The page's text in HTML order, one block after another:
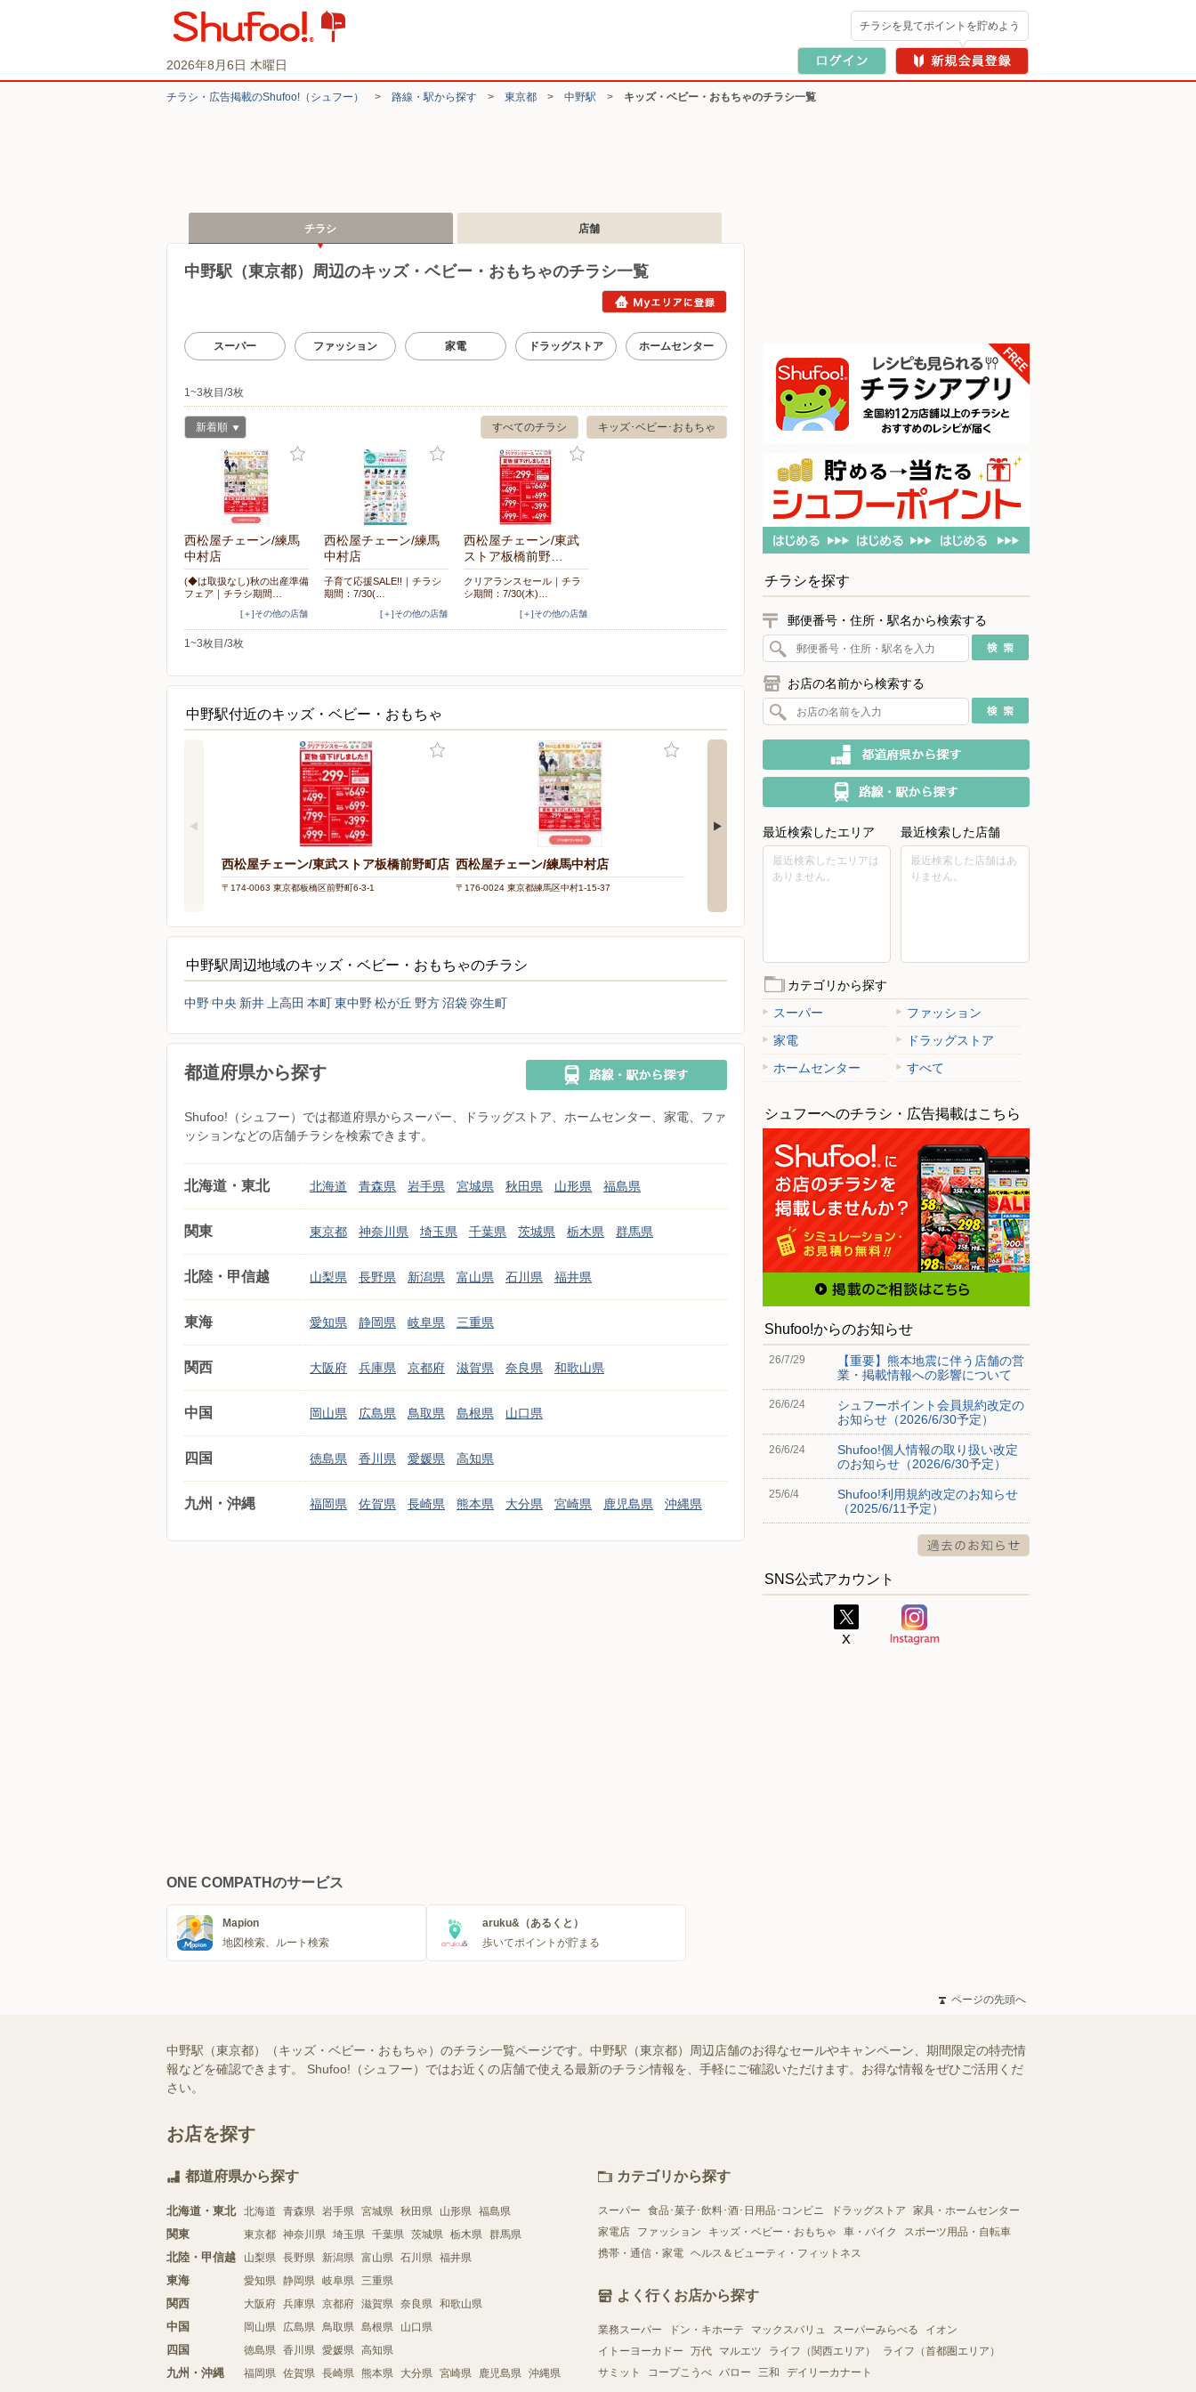
2026年8月6日 木曜日
チラシを見てポイントを貯めよう
チラシ・​広告掲載の​Shufoo!​（シュフー） > 路線・駅から探す > 東京都 > 中野駅 > キッズ・ベビー・おもちゃのチラシ一覧
チラシ 店舗
中野駅（東京都）周辺のキッズ・ベビー・おもちゃのチラシ一覧
スーパー ファッション 家電 ドラッグストア ホームセンター
1~3枚目/3枚
キッズ･ベビー･おもちゃ
すべてのチラシ
新着順
西松屋チェーン/練馬
中村店
(◆は取扱なし)秋の出産準備
フェア｜チラシ期間…
[＋]その他の店舗
西松屋チェーン/練馬
中村店
子育て応援SALE!!｜チラシ
期間：7/30(…
[＋]その他の店舗
西松屋チェーン/東武
ストア板橋前野…
クリアランスセール｜チラ
シ期間：7/30(木)…
[＋]その他の店舗
1~3枚目/3枚
中野駅付近のキッズ・ベビー・おもちゃ
西松屋チェーン/東武ストア板橋前野町店
〒174-0063 東京都板橋区前野町6-3-1
西松屋チェーン/練馬中村店
〒176-0024 東京都練馬区中村1-15-37
中野駅周辺地域のキッズ・ベビー・おもちゃのチラシ
中野中央 新井 上高田 本町東中野松が丘 野方沼袋弥生町
都道府県から探す
Shufoo!（シュフー）では都道府県からスーパー、ドラッグストア、ホームセンター、家電、ファ
ッションなどの店舗チラシを検索できます。
北海道・東北 北海道 青森県 岩手県 宮城県 秋田県 山形県 福島県
関東 東京都 神奈川県 埼玉県 千葉県 茨城県 栃木県 群馬県
北陸・甲信越 山梨県 長野県 新潟県 富山県 石川県 福井県
東海 愛知県 静岡県 岐阜県 三重県
関西 大阪府 兵庫県 京都府 滋賀県 奈良県 和歌山県
中国 岡山県 広島県 鳥取県 島根県 山口県
四国 徳島県 香川県 愛媛県 高知県
九州・沖縄 福岡県 佐賀県 長崎県 熊本県 大分県 宮崎県 鹿児島県 沖縄県
チラシを探す
郵便番号・住所・駅名から検索する
お店の名前から検索する
最近検索したエリア
最近検索したエリアは
ありません。
最近検索した店舗
最近検索した店舗はあ
りません。
カテゴリから探す
スーパー
ファッション
家電
ドラッグストア
ホームセンター
すべて
シュフーへのチラシ・広告掲載はこちら
Shufoo!からのお知らせ
26/7/29
【重要】熊本地震に伴う店舗の営
業・掲載情報への影響について
26/6/24
シュフーポイント会員規約改定の
お知らせ（2026/6/30予定）
26/6/24
Shufoo!個人情報の取り扱い改定
のお知らせ（2026/6/30予定）
25/6/4
Shufoo!利用規約改定のお知らせ
（2025/6/11予定）
SNS公式アカウント
ONE COMPATHのサービス
Mapion
地図検索、ルート検索
aruku&（あるくと）
歩いてポイントが貯まる
ページの先頭へ
中野駅（東京都）（キッズ・ベビー・おもちゃ）のチラシ一覧ページです。中野駅（東京都）周辺店舗のお得なセールやキャンペーン、期間限定の特売情
報などを確認できます。 Shufoo!（シュフー）ではお近くの店舗で使える最新のチラシ情報を、手軽にご確認いただけます。お得な情報をぜひご活用くだ
さい。
お店を探す
都道府県から探す
北海道・東北 北海道 青森県 岩手県 宮城県 秋田県 山形県 福島県
関東 東京都 神奈川県 埼玉県 千葉県 茨城県 栃木県 群馬県
北陸・甲信越 山梨県 長野県 新潟県 富山県 石川県 福井県
東海 愛知県 静岡県 岐阜県 三重県
関西 大阪府 兵庫県 京都府 滋賀県 奈良県 和歌山県
中国 岡山県 広島県 鳥取県 島根県 山口県
四国 徳島県 香川県 愛媛県 高知県
九州・沖縄 福岡県 佐賀県 長崎県 熊本県 大分県 宮崎県 鹿児島県 沖縄県
カテゴリから探す
スーパー 食品･菓子･飲料･酒･日用品･コンビニ ドラッグストア
家具・ホームセンター
家電店
ファッション キッズ・ベビー・おもちゃ 車・バイク
スポーツ用品・自転車
携帯・通信・家電 ヘルス＆ビューティ・フィットネス
よく行くお店から探す
業務スーパー ドン・キホーテ マックスバリュ スーパーみらべる
イオン
イトーヨーカドー
万代 マルエツ ライフ（関西エリア）
ライフ（首都圏エリア）
サミット
コープこうべ バロー 三和 デイリーカナート